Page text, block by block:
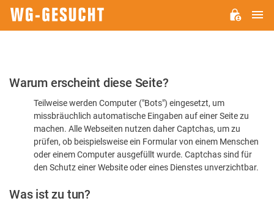
Bitte
dass
sind
Warum erscheint diese Seite?
Teilweise werden Computer ("Bots") eingesetzt, um
missbräuchlich automatische Eingaben auf einer Seite zu
machen. Alle Webseiten nutzen daher Captchas, um zu
prüfen, ob beispielsweise ein Formular von einem Menschen
oder einem Computer ausgefüllt wurde. Captchas sind für
den Schutz einer Website oder eines Dienstes unverzichtbar.
Was ist zu tun?